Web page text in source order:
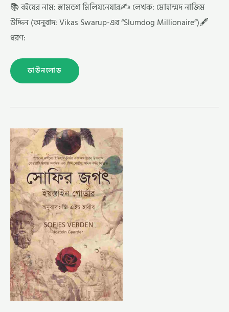
📚 বইয়ের নাম: স্লামডগ মিলিয়নেয়ার✍️ লেখক: মোহাম্মদ নাজিম
উদ্দিন (অনুবাদ: Vikas Swarup-এর “Slumdog Millionaire”)🖋️
ধরণ:
ডাউনলোড
সোফির
জগৎ
–
জি
এইচ
হাবীব
(SOPHIER
JOGOT
–
GH
HABIB)